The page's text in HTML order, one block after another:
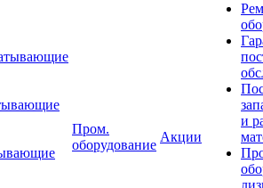
Пром.
оборудование
Акции
и